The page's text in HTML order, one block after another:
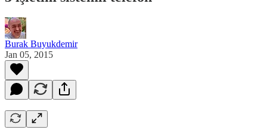
Burak Buyukdemir
Jan 05, 2015